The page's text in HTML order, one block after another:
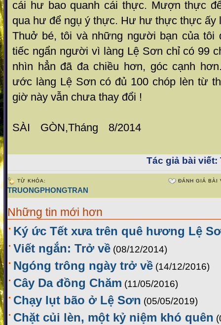
cái hư bao quanh cái thực. Mượn thực
qua hư để ngụ ý thực. Hư hư thực thực ấy
Thuở bé, tôi và những người bạn của tôi
tiếc ngẩn người vì làng Lệ Sơn chỉ có 99
nhìn hẳn đã đa chiều hơn, góc cạnh
ước làng Lệ Sơn có đủ 100 chóp lèn từ
giờ này vẫn chưa thay đổi !
SÀI
Tác giả bài viết:
TỪ KHÓA:
TRUONGPHONGTRAN
ĐÁNH GIÁ BÀI
Những tin mới hơn
Ký ức Tết xưa trên quê hương Lệ
Viết ngắn: Trở về (08/12/2014)
Ngóng trông ngày trở về (14/12/2016)
Cây Da đồng Chăm (11/05/2016)
Chạy lụt bão ở Lệ Sơn (05/05/2019)
Chặt củi lèn, một kỷ niệm khó quên